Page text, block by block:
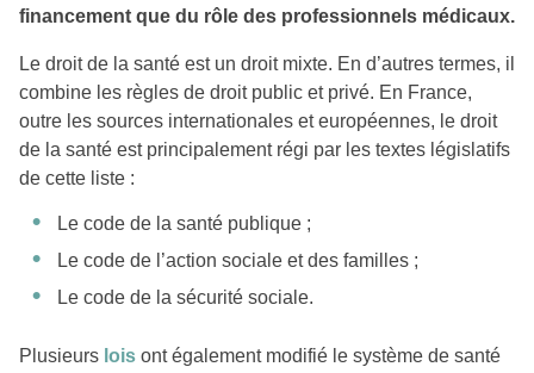
financement que du rôle des professionnels médicaux.
Le droit de la santé est un droit mixte. En d’autres termes, il
combine les règles de droit public et privé. En France,
outre les sources internationales et européennes, le droit
de la santé est principalement régi par les textes législatifs
de cette liste :
Le code de la santé publique ;
Le code de l’action sociale et des familles ;
Le code de la sécurité sociale.
Plusieurs lois ont également modifié le système de santé